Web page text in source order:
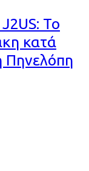
Το
κατά
Πηνελόπη